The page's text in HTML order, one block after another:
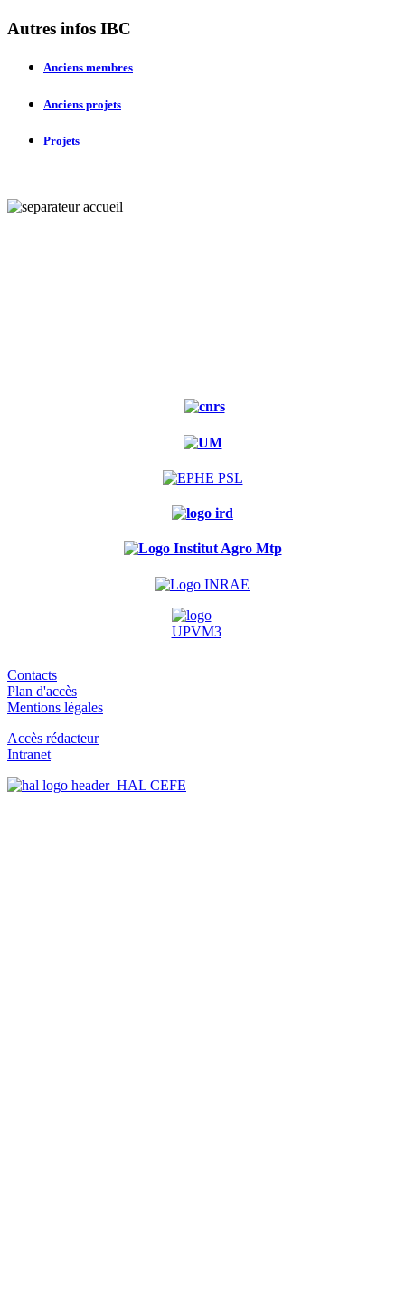
Autres infos IBC
Anciens membres
Anciens projets
Projets
Contacts
Plan d'accès
Mentions légales
Accès rédacteur
Intranet
HAL CEFE